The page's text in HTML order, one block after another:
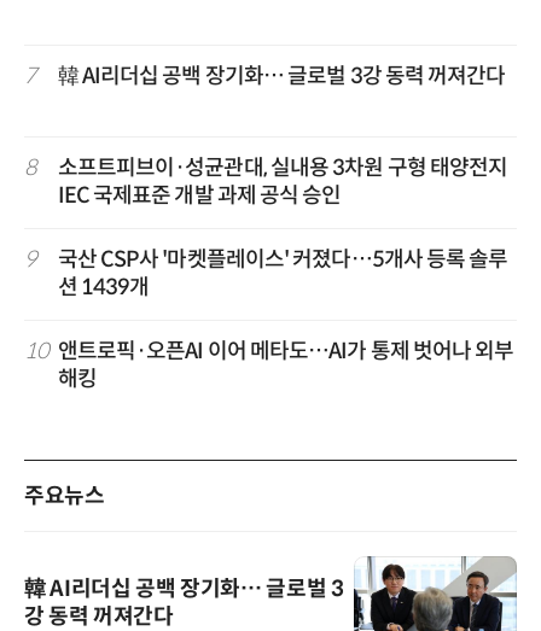
7 韓 AI리더십 공백 장기화… 글로벌 3강 동력 꺼져간다
8
소프트피브이·성균관대, 실내용 3차원 구형 태양전지
IEC 국제표준 개발 과제 공식 승인
9
국산 CSP사 '마켓플레이스' 커졌다…5개사 등록 솔루
션 1439개
10 앤트로픽·오픈AI 이어 메타도…AI가 통제 벗어나 외부
해킹
주요뉴스
韓 AI리더십 공백 장기화… 글로벌 3
강 동력 꺼져간다